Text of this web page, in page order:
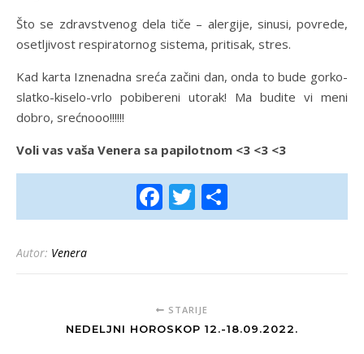
Što se zdravstvenog dela tiče – alergije, sinusi, povrede,
osetljivost respiratornog sistema, pritisak, stres.
Kad karta Iznenadna sreća začini dan, onda to bude gorko-
slatko-kiselo-vrlo pobibereni utorak! Ma budite vi meni
dobro, srećnooo!!!!!!
Voli vas vaša Venera sa papilotnom <3 <3 <3
Facebook
Twitter
Autor: Venera
STARIJE
NEDELJNI HOROSKOP 12.-18.09.2022.